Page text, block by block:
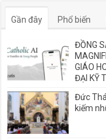
Gần đây Phổ biến
ĐỒNG
GIÁO
ĐẠI KỸ
Đức
kiếm